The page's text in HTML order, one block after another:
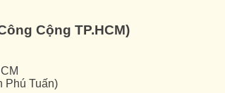
Cộng TP.HCM)
Phú Tuấn)